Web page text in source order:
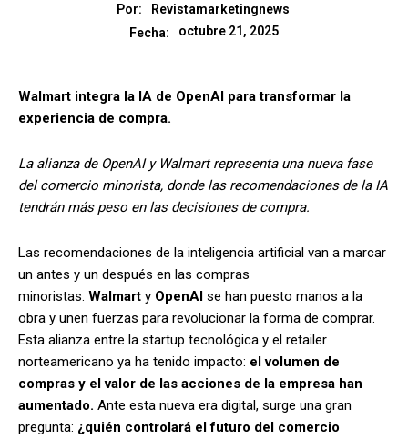
Por:
Revistamarketingnews
Fecha:
octubre 21, 2025
Walmart integra la IA de OpenAI para transformar la
experiencia de compra.
La alianza de OpenAI y Walmart representa una nueva fase
del comercio minorista, donde las recomendaciones de la IA
tendrán más peso en las decisiones de compra.
Las recomendaciones de la inteligencia artificial van a marcar
un antes y un después en las compras
minoristas. Walmart y OpenAI se han puesto manos a la
obra y unen fuerzas para revolucionar la forma de comprar.
Esta alianza entre la startup tecnológica y el retailer
norteamericano ya ha tenido impacto: el volumen de
compras y el valor de las acciones de la empresa han
aumentado. Ante esta nueva era digital, surge una gran
pregunta: ¿quién controlará el futuro del comercio